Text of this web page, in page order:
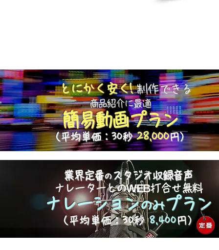
とにかく安く! 制作できる
商品紹介に最適
簡易動画プラン
（平均単価：30秒28,000円）
業界定番のスタジオ収録音声
ナレーターとのWEB打合せ無料
ナレーションのみプラン
（平均単価：30秒8,400円）